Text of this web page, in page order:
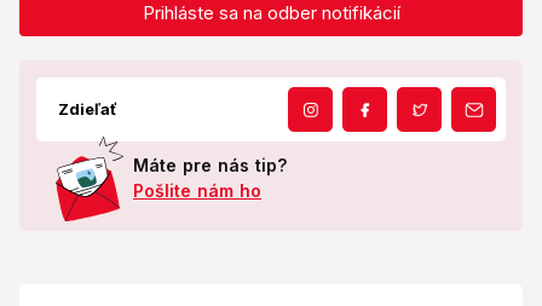
Prihláste sa na odber notifikácií
Zdieľať
Máte pre nás tip?
Pošlite nám ho